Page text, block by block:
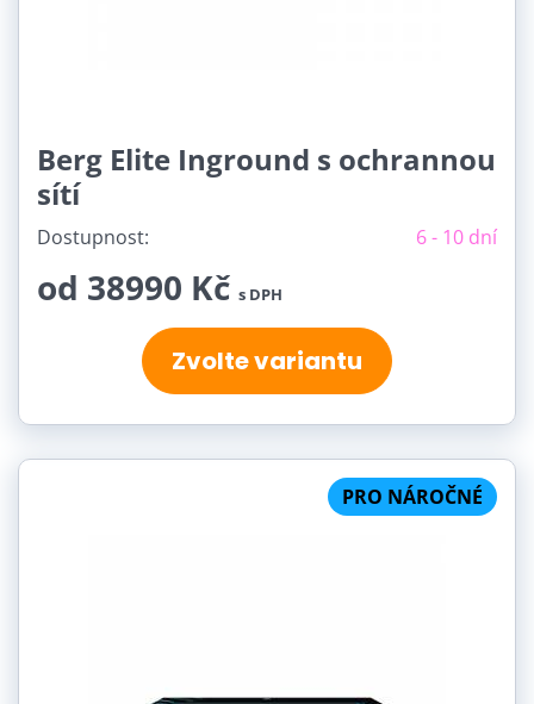
Berg Elite Inground s ochrannou
sítí
Dostupnost: 6 - 10 dní
od 38990 Kč s DPH
Zvolte variantu
PRO NÁROČNÉ